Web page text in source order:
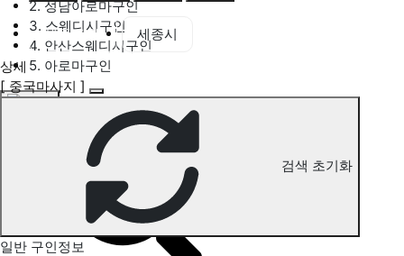
2. 성남아로마구인
3. 스웨디시구인
4. 안산스웨디시구인
5. 아로마구인
세종 중국마사지 구인정보
세종 전체
세종시
상세
[ 중국마사지 ]
검색 초기화
일반 구인정보